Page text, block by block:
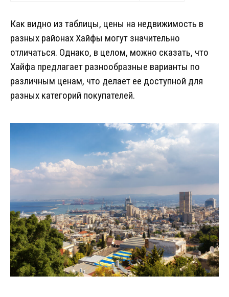
Как видно из таблицы, цены на недвижимость в
разных районах Хайфы могут значительно
отличаться. Однако, в целом, можно сказать, что
Хайфа предлагает разнообразные варианты по
различным ценам, что делает ее доступной для
разных категорий покупателей.